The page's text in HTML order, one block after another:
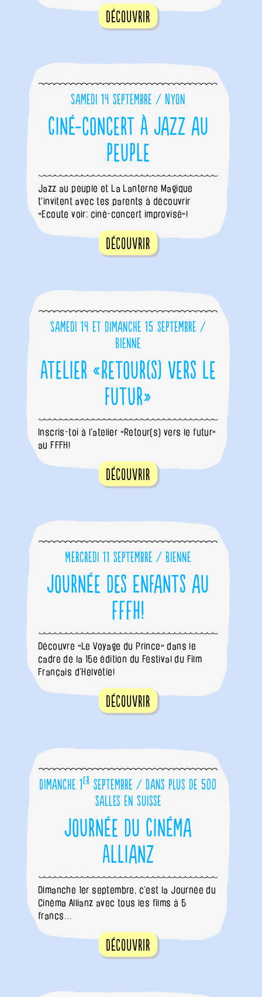
Découvrir
Samedi 14 septembre / Nyon
Ciné-concert à Jazz au
peuple
Jazz au peuple et La Lanterne Magique
t'invitent avec tes parents à découvrir
«Ecoute voir: ciné-concert improvisé»!
Découvrir
Samedi 14 et dimanche 15 septembre /
Bienne
Atelier «Retour(s) vers le
futur»
Inscris-toi à l'atelier «Retour(s) vers le futur»
au FFFH!
Découvrir
Mercredi 11 septembre / Bienne
Journée des Enfants au
FFFH!
Découvre «Le Voyage du Prince» dans le
cadre de la 15e édition du Festival du Film
Français d’Helvétie!
Découvrir
Dimanche 1er septembre / Dans plus de 500
salles en Suisse
Journée du Cinéma
Allianz
Dimanche 1er septembre, c’est la Journée du
Cinéma Allianz avec tous les films à 5
francs…
Découvrir